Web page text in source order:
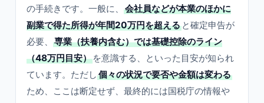
の手続きです。一般に、
会社員などが本業のほかに
副業で得た所得が年間20万円を超える と確定申告が
必要、
専業（扶養内含む）では基礎控除のライン
（48万円目安） を意識する、といった目安が知られ
ています。ただし 個々の状況で要否や金額は変わる
ため、ここは断定せず、最終的には国税庁の情報や